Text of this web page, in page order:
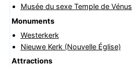
Musée du sexe Temple de Vénus
Monuments
Westerkerk
Nieuwe Kerk (Nouvelle Église)
Attractions